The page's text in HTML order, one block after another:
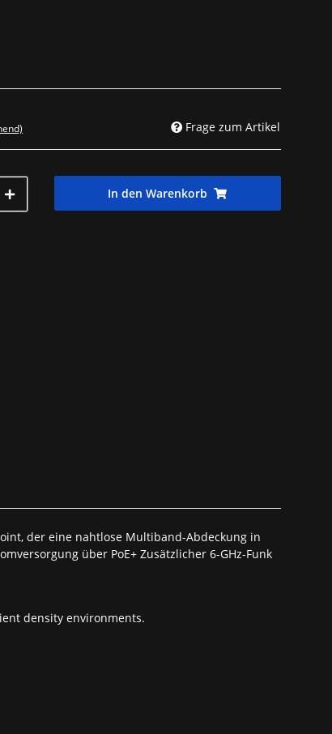
Frage zum Artikel
In den Warenkorb
der eine nahtlose Multiband-Abdeckung in
über PoE+ Zusätzlicher 6-GHz-Funk
density environments.